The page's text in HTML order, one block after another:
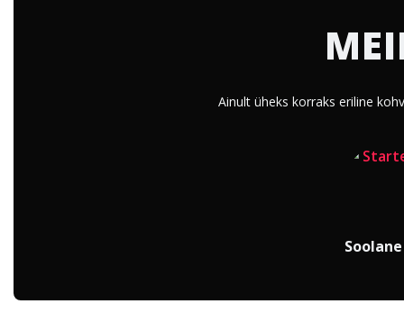
Ainult üheks korraks eriline